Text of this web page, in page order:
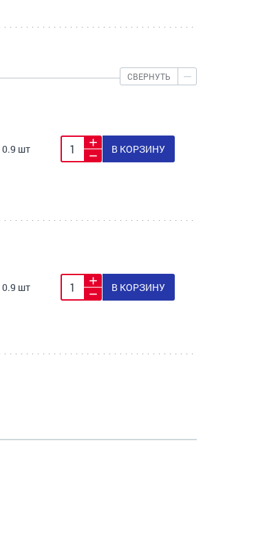
СВЕРНУТЬ
0.9 шт В КОРЗИНУ
0.9 шт В КОРЗИНУ